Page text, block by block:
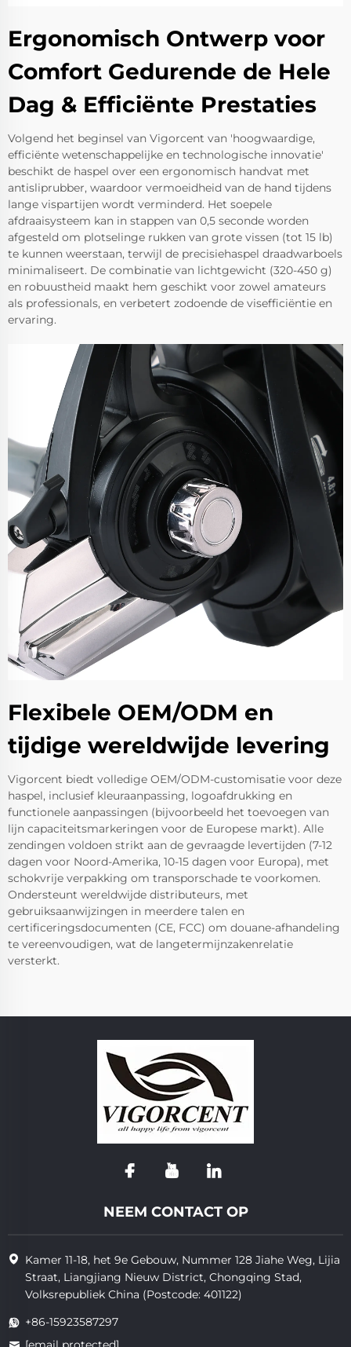
Ergonomisch Ontwerp voor
Comfort Gedurende de Hele
Dag & Efficiënte Prestaties
Volgend het beginsel van Vigorcent van 'hoogwaardige,
efficiënte wetenschappelijke en technologische innovatie'
beschikt de haspel over een ergonomisch handvat met
antisliprubber, waardoor vermoeidheid van de hand tijdens
lange vispartijen wordt verminderd. Het soepele
afdraaisysteem kan in stappen van 0,5 seconde worden
afgesteld om plotselinge rukken van grote vissen (tot 15 lb)
te kunnen weerstaan, terwijl de precisiehaspel draadwarboels
minimaliseert. De combinatie van lichtgewicht (320-450 g)
en robuustheid maakt hem geschikt voor zowel amateurs
als professionals, en verbetert zodoende de visefficiëntie en
ervaring.
Flexibele OEM/ODM en
tijdige wereldwijde levering
Vigorcent biedt volledige OEM/ODM-customisatie voor deze
haspel, inclusief kleuraanpassing, logoafdrukking en
functionele aanpassingen (bijvoorbeeld het toevoegen van
lijn capaciteitsmarkeringen voor de Europese markt). Alle
zendingen voldoen strikt aan de gevraagde levertijden (7-12
dagen voor Noord-Amerika, 10-15 dagen voor Europa), met
schokvrije verpakking om transporschade te voorkomen.
Ondersteunt wereldwijde distributeurs, met
gebruiksaanwijzingen in meerdere talen en
certificeringsdocumenten (CE, FCC) om douane-afhandeling
te vereenvoudigen, wat de langetermijnzakenrelatie
versterkt.
NEEM CONTACT OP
Kamer 11-18, het 9e Gebouw, Nummer 128 Jiahe Weg, Lijia
Straat, Liangjiang Nieuw District, Chongqing Stad,
Volksrepubliek China (Postcode: 401122)
+86-15923587297